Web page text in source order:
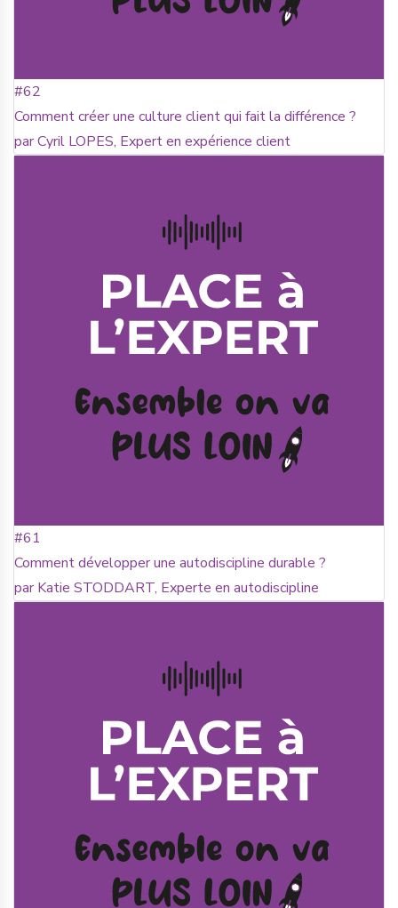
#62
Comment créer une culture client qui fait la différence ?
par Cyril LOPES, Expert en expérience client
#61
Comment développer une autodiscipline durable ?
par Katie STODDART, Experte en autodiscipline